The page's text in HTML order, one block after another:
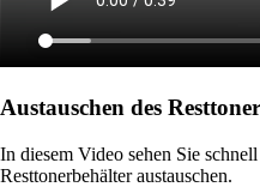
Austauschen des
In diesem Video sehen Sie
Resttonerbehälter austauschen.